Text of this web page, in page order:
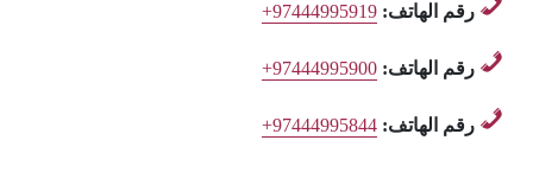
رقم الهاتف: +97444995919
رقم الهاتف: +97444995900
رقم الهاتف: +97444995844